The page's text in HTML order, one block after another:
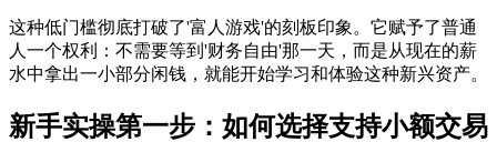
这种低门槛彻底打破了'富人游戏'的刻板印象。它赋予了普通
人一个权利：不需要等到'财务自由'那一天，而是从现在的薪
水中拿出一小部分闲钱，就能开始学习和体验这种新兴资产。
新手实操第一步：如何选择支持小额交易